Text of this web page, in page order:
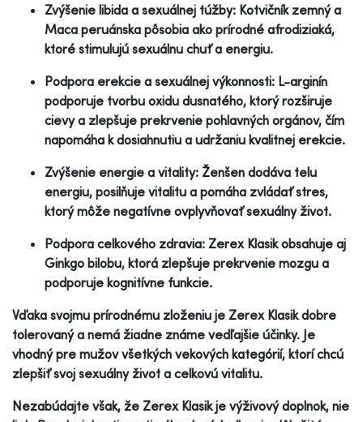
Zvýšenie libida a sexuálnej túžby: Kotvičník zemný a
Maca peruánska pôsobia ako prírodné afrodiziaká,
ktoré stimulujú sexuálnu chuť a energiu.
Podpora erekcie a sexuálnej výkonnosti: L-arginín
podporuje tvorbu oxidu dusnatého, ktorý rozširuje
cievy a zlepšuje prekrvenie pohlavných orgánov, čím
napomáha k dosiahnutiu a udržaniu kvalitnej erekcie.
Zvýšenie energie a vitality: Ženšen dodáva telu
energiu, posilňuje vitalitu a pomáha zvládať stres,
ktorý môže negatívne ovplyvňovať sexuálny život.
Podpora celkového zdravia: Zerex Klasik obsahuje aj
Ginkgo bilobu, ktorá zlepšuje prekrvenie mozgu a
podporuje kognitívne funkcie.
Vďaka svojmu prírodnému zloženiu je Zerex Klasik dobre
tolerovaný a nemá žiadne známe vedľajšie účinky. Je
vhodný pre mužov všetkých vekových kategórií, ktorí chcú
zlepšiť svoj sexuálny život a celkovú vitalitu.
Nezabúdajte však, že Zerex Klasik je výživový doplnok, nie